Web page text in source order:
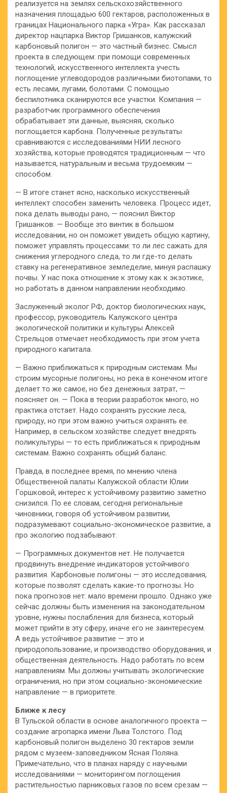
реализуется на землях сельскохозяйственного
назначения площадью 600 гектаров, расположенных в
границах Национального парка «Угра». Как рассказал
директор нацпарка Виктор Гришанков, калужский
карбоновый полигон — это частный бизнес. Смысл
проекта в следующем: при помощи современных
технологий, искусственного интеллекта учесть
поглощение углеводородов различными биотопами, то
есть лесами, лугами, болотами. С помощью
беспилотника сканируются все участки. Компания —
разработчик программного обеспечения
обрабатывает эти данные, выясняя, сколько
поглощается карбона. Полученные результаты
сравниваются с исследованиями НИИ лесного
хозяйства, которые проводятся традиционным — что
называется, натуральным и весьма трудоемким —
способом.
— В итоге станет ясно, насколько искусственный
интеллект способен заменить человека. Процесс идет,
пока делать выводы рано, — пояснил Виктор
Гришанков. — Вообще это винтик в большом
исследовании, но он поможет увидеть общую картину,
поможет управлять процессами: то ли лес сажать для
снижения углеродного следа, то ли где-то делать
ставку на регенеративное земледелие, минуя распашку
почвы. У нас пока отношение к этому как к экзотике,
но работать в данном направлении необходимо.
Заслуженный эколог РФ, доктор биологических наук,
профессор, руководитель Калужского центра
экологической политики и культуры Алексей
Стрельцов отмечает необходимость при этом учета
природного капитала.
— Важно приближаться к природным системам. Мы
строим мусорные полигоны, но река в конечном итоге
делает то же самое, но без денежных затрат, —
поясняет он. — Пока в теории разработок много, но
практика отстает. Надо сохранять русские леса,
природу, но при этом важно учиться охранять ее.
Например, в сельском хозяйстве следует внедрять
поликультуры — то есть приближаться к природным
системам. Важно сохранять общий баланс.
Правда, в последнее время, по мнению члена
Общественной палаты Калужской области Юлии
Горшковой, интерес к устойчивому развитию заметно
снизился. По ее словам, сегодня региональные
чиновники, говоря об устойчивом развитии,
подразумевают социально-экономическое развитие, а
про экологию подзабывают.
— Программных документов нет. Не получается
продвинуть внедрение индикаторов устойчивого
развития. Карбоновые полигоны — это исследования,
которые позволят сделать какие-то прогнозы. Но
пока прогнозов нет: мало времени прошло. Однако уже
сейчас должны быть изменения на законодательном
уровне, нужны послабления для бизнеса, который
может прийти в эту сферу, иначе его не заинтересуем.
А ведь устойчивое развитие — это и
природопользование, и производство оборудования, и
общественная деятельность. Надо работать по всем
направлениям. Мы должны учитывать экологические
ограничения, но при этом социально-экономические
направление — в приоритете.
Ближе к лесу
В Тульской области в основе аналогичного проекта —
создание агропарка имени Льва Толстого. Под
карбоновый полигон выделено 30 гектаров земли
рядом с музеем-заповедником Ясная Поляна.
Примечательно, что в планах наряду с научными
исследованиями — мониторингом поглощения
растительностью парниковых газов по всем срезам —